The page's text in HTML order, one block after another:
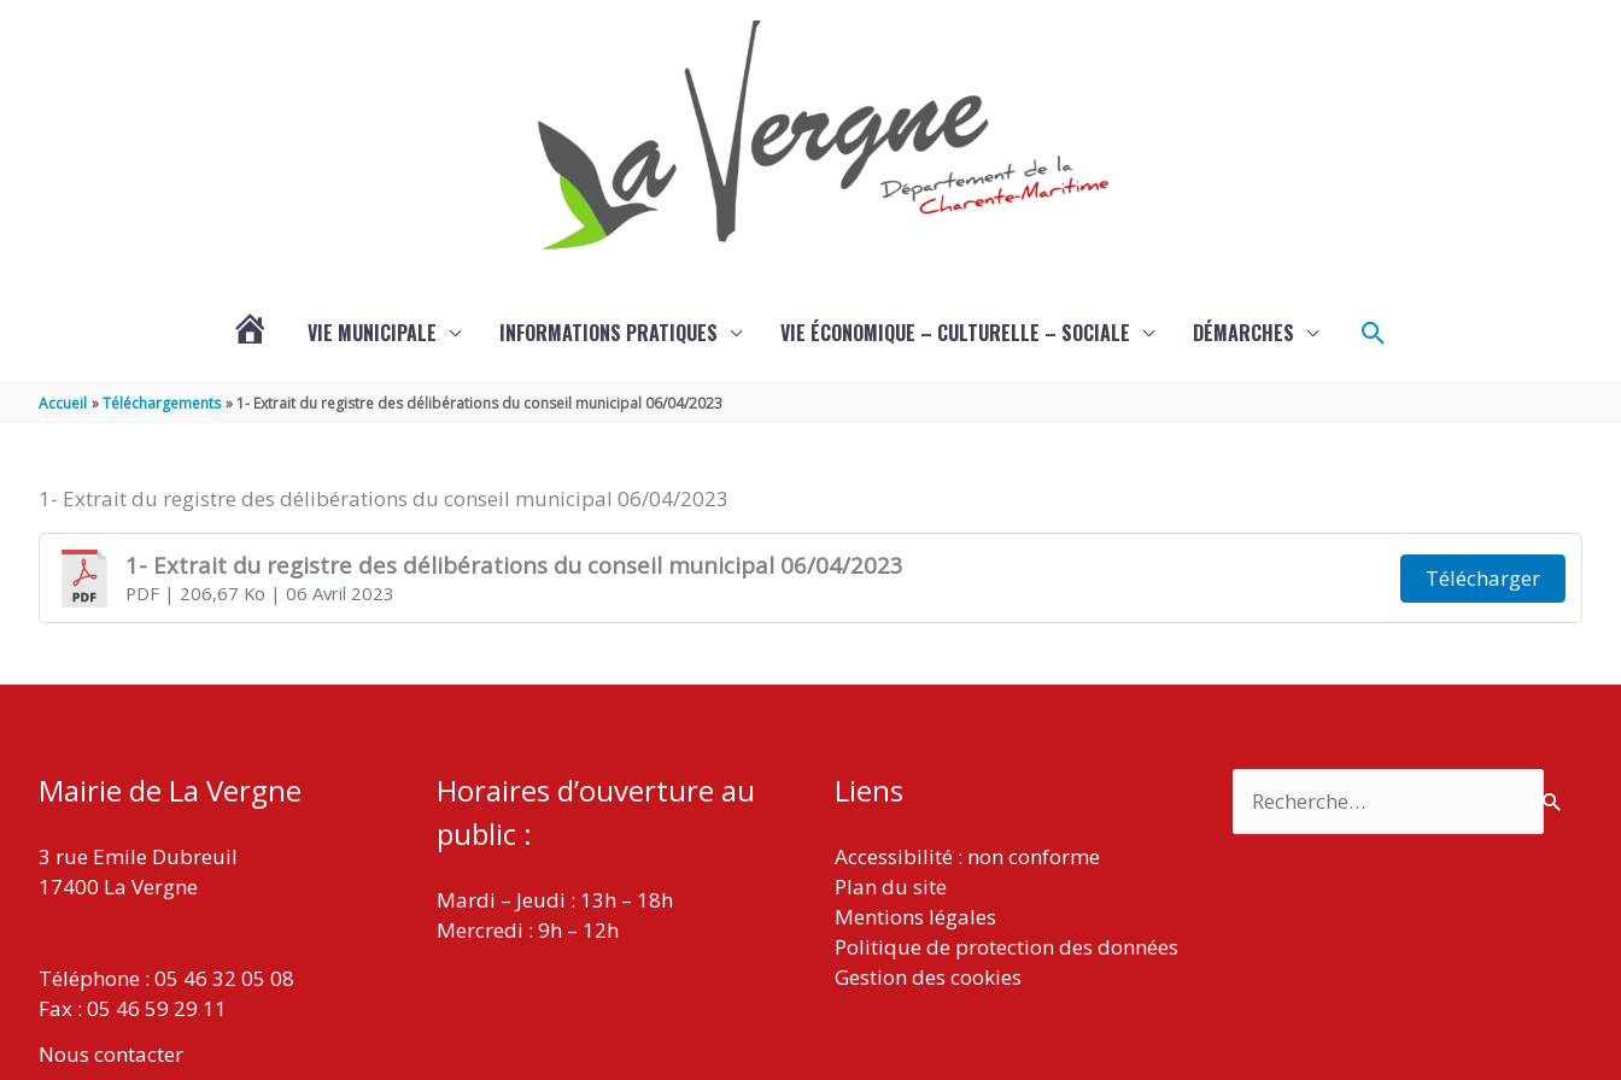
VERGNE
VIE MUNICIPALE INFORMATIONS PRATIQUES VIE ÉCONOMIQUE – CULTURELLE – SOCIALE DÉMARCHES Rechercher
Accueil Téléchargements 1- Extrait du registre des délibérations du conseil municipal 06/04/2023
1- Extrait du registre des délibérations du conseil municipal 06/04/2023
1- Extrait du registre des délibérations du conseil municipal 06/04/2023
PDF| 206,67 Ko | 06 Avril 2023
Télécharger
Mairie de La Vergne
3 rue Emile Dubreuil
17400 La Vergne
Téléphone : 05 46 32 05 08
Fax : 05 46 59 29 11
Nous contacter
Horaires d’ouverture au
public :
Mardi – Jeudi : 13h – 18h
Mercredi : 9h – 12h
Liens
Accessibilité : non conforme
Plan du site
Mentions légales
Politique de protection des données
Gestion des cookies